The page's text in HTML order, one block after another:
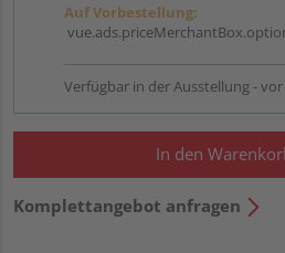
Auf Vorbestellung:
Verfügbar in der Ausstellung -
In den
Komplettangebot anfragen